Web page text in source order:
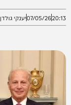
20:13
07/05/26יענקי גולדן